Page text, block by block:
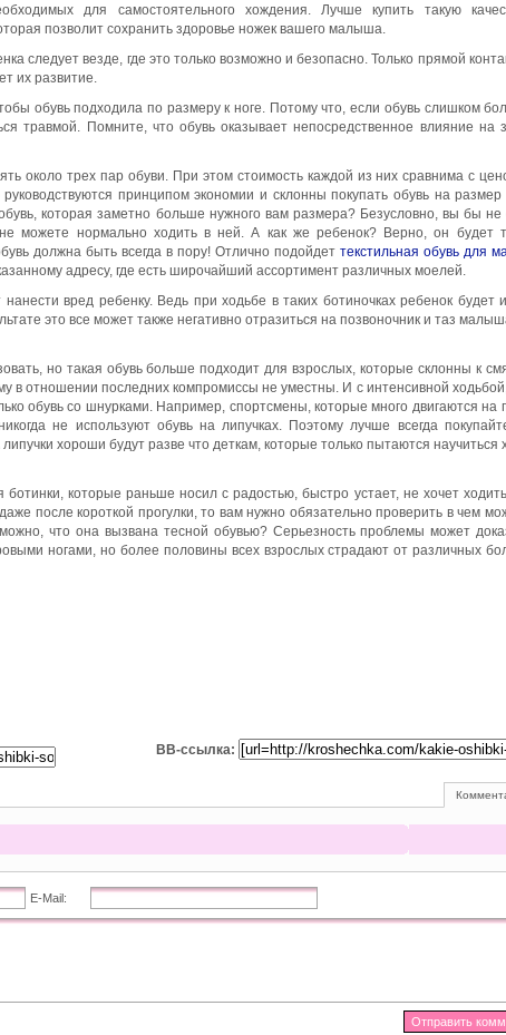
для самостоятельного хождения. Лучше купить такую
позволит сохранить здоровье ножек вашего малыша.
следует везде, где это только возможно и безопасно. Только прямой
их развитие.
обувь подходила по размеру к ноге. Потому что, если обувь слишком
травмой. Помните, что обувь оказывает непосредственное влияние на
около трех пар обуви. При этом стоимость каждой из них сравнима с
принципом экономии и склонны покупать обувь на
которая заметно больше нужного вам размера? Безусловно, вы бы не
можете нормально ходить в ней. А как же ребенок? Верно, он будет
должна быть всегда в пору! Отлично подойдет текстильная обувь для
адресу, где есть широчайший ассортимент различных моелей.
вред ребенку. Ведь при ходьбе в таких ботиночках ребенок будет
это все может также негативно отразиться на позвоночник и таз
но такая обувь больше подходит для взрослых, которые склонны к
в отношении последних компромиссы не уместны. И с интенсивной
обувь со шнурками. Например, спортсмены, которые много двигаются на
не используют обувь на липучках. Поэтому лучше всегда
липучки хороши будут разве что деткам, которые только пытаются научиться
которые раньше носил с радостью, быстро устает, не хочет
после короткой прогулки, то вам нужно обязательно проверить в чем
что она вызвана тесной обувью? Серьезность проблемы может
ногами, но более половины всех взрослых страдают от различных
BB-ссылка:
E-Mail: